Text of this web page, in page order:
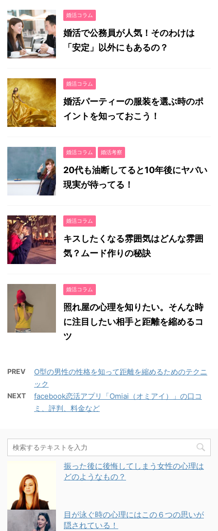
婚活コラム
婚活で公務員が人気！そのわけは
「安定」以外にもあるの？
婚活コラム
婚活パーティーの服装を選ぶ時のポ
イントを知っておこう！
婚活コラム 婚活考察
20代も油断してると10年後にヤバい
現実が待ってる！
婚活コラム
キスしたくなる雰囲気はどんな雰囲
気？ムード作りの秘訣
婚活コラム
照れ屋の心理を知りたい。そんな時
に注目したい相手と距離を縮めるコ
ツ
PREV
O型の男性の性格を知って距離を縮めるためのテクニ
ック
NEXT
facebook恋活アプリ「Omiai（オミアイ）」の口コ
ミ、評判、料金など
振った後に後悔してしまう女性の心理は
どのようなもの？
目が泳ぐ時の心理にはこの６つの思いが
隠されている！